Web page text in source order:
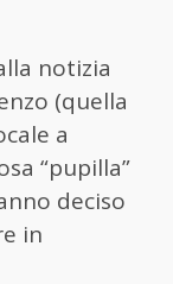
notizia
(quella
a
“pupilla”
deciso
in